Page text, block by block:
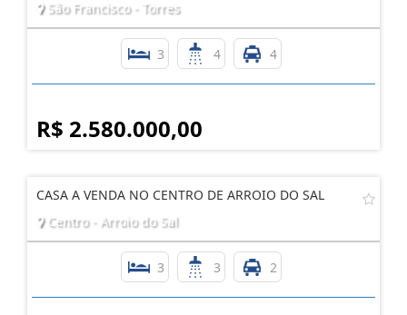
São Francisco - Torres
3 4 4
R$ 2.580.000,00
CASA A VENDA NO CENTRO DE ARROIO DO SAL
Centro - Arroio do Sal
3 3 2